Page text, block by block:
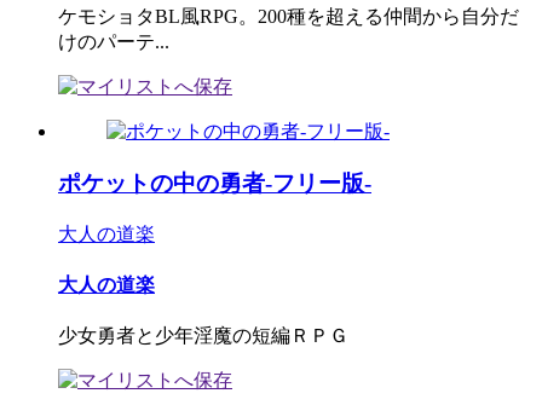
ケモショタBL風RPG。200種を超える仲間から自分だ
けのパーテ...
ポケットの中の勇者-フリー版-
大人の道楽
大人の道楽
少女勇者と少年淫魔の短編ＲＰＧ